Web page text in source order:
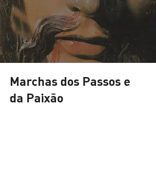
Marchas dos Passos e
da Paixão